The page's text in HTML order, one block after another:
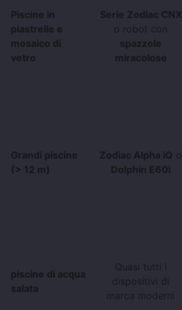
Piscine in
piastrelle e
mosaico di
vetro
Serie Zodiac CNX
o robot con
spazzole
miracolose
Grandi piscine
(> 12 m)
Zodiac Alpha iQ o
Dolphin E60i
piscine di acqua
salata
Quasi tutti i
dispositivi di
marca moderni